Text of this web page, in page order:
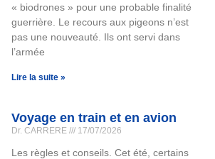
« biodrones » pour une probable finalité
guerrière. Le recours aux pigeons n’est
pas une nouveauté. Ils ont servi dans
l’armée
Lire la suite »
Voyage en train et en avion
Dr. CARRERE 17/07/2026
Les règles et conseils. Cet été, certains